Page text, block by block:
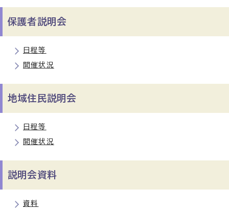
保護者説明会
日程等
開催状況
地域住民説明会
日程等
開催状況
説明会資料
資料